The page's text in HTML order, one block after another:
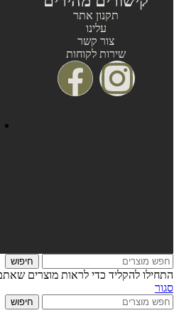
תקנון אתר
עלינו
צור קשר
שירות לקוחות
חיפוש
התחילו להקליד כדי לראות מוצרים
סגור
חיפוש